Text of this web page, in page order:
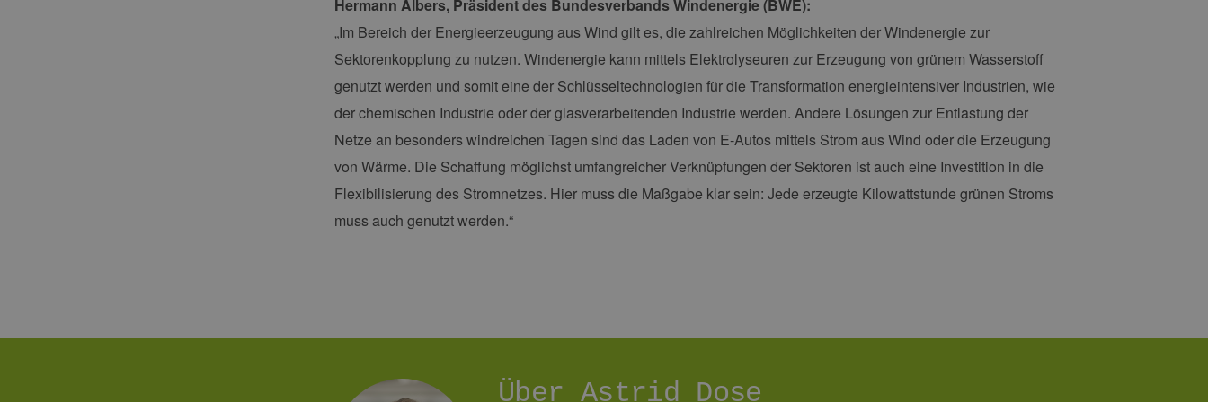
Hermann Albers, Präsident des Bundesverbands Windenergie (BWE):
„Im Bereich der Energieerzeugung aus Wind gilt es, die zahlreichen Möglichkeiten der Windenergie zur
Sektorenkopplung zu nutzen. Windenergie kann mittels Elektrolyseuren zur Erzeugung von grünem Wasserstoff
genutzt werden und somit eine der Schlüsseltechnologien für die Transformation energieintensiver Industrien, wie
der chemischen Industrie oder der glasverarbeitenden Industrie werden. Andere Lösungen zur Entlastung der
Netze an besonders windreichen Tagen sind das Laden von E-Autos mittels Strom aus Wind oder die Erzeugung
von Wärme. Die Schaffung möglichst umfangreicher Verknüpfungen der Sektoren ist auch eine Investition in die
Flexibilisierung des Stromnetzes. Hier muss die Maßgabe klar sein: Jede erzeugte Kilowattstunde grünen Stroms
muss auch genutzt werden.“
Über Astrid Dose
energien-
hamburg.de
Monat
beizubehalten.